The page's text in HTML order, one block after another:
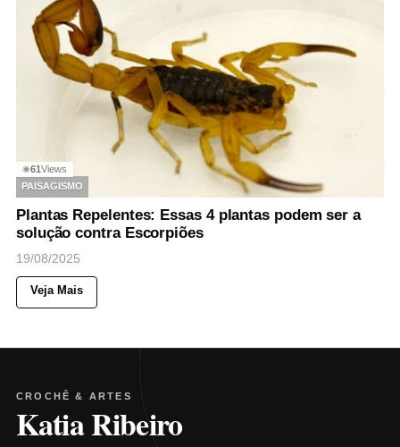
◉61Views
PAISAGISMO
Plantas Repelentes: Essas 4 plantas podem ser a
solução contra Escorpiões
19/08/2025
Veja Mais
CROCHÊ & ARTES
Katia Ribeiro